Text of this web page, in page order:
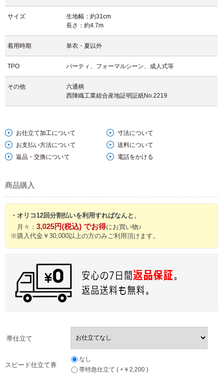
サイズ
生地幅：約31cm
長さ：約4.7m
着用時期 単衣・夏以外
TPO パーティ、フォーマルシーン、成人式等
その他
六通柄
西陣織工業組合産地証明証紙No.2219
お仕立て加工について
寸法について
お支払い方法について
送料について
返品・交換について
電話をかける
商品購入
・オリコ12回分割払いを利用すればなんと、
月々： 3,025円(税込) でお得にお買い物♪
※購入代金￥30,000以上の方のみご利用頂けます。
帯仕立て
スピード仕立て券
なし
帯特急仕立て ( +￥2,200 )